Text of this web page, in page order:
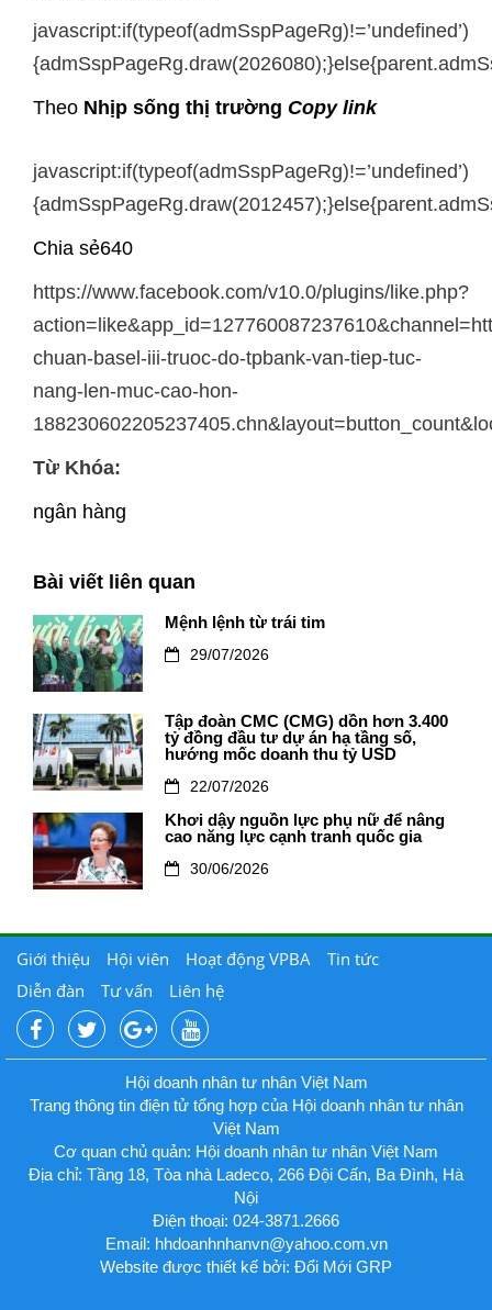
javascript:if(typeof(admSspPageRg)!=’undefined’)
Theo Nhịp sống thị trường Copy link
javascript:if(typeof(admSspPageRg)!=’undefined’)
Chia sẻ640
https://www.facebook.com/v10.0/plugins/like.php?
chuan-basel-iii-truoc-do-tpbank-van-tiep-tuc-
nang-len-muc-cao-hon-
Từ Khóa:
ngân hàng
Bài viết liên quan
Mệnh lệnh từ trái tim
29/07/2026
Tập đoàn CMC (CMG) dồn hơn 3.400
tỷ đồng đầu tư dự án hạ tầng số,
hướng mốc doanh thu tỷ USD
22/07/2026
Khơi dậy nguồn lực phụ nữ để nâng
cao năng lực cạnh tranh quốc gia
30/06/2026
Giới thiệu Hội viên Hoạt động VPBA
Tin tức
Diễn đàn
Tư vấn Liên hệ
Hội doanh nhân tư nhân Việt Nam
Trang thông tin điện tử tổng hợp của Hội doanh nhân tư nhân
Việt Nam
Cơ quan chủ quản: Hội doanh nhân tư nhân Việt Nam
Địa chỉ: Tầng 18, Tòa nhà Ladeco, 266 Đội Cấn, Ba Đình, Hà
Nội
Điện thoại: 024-3871.2666
Email: hhdoanhnhanvn@yahoo.com.vn
Website được thiết kế bởi: Đổi Mới GRP